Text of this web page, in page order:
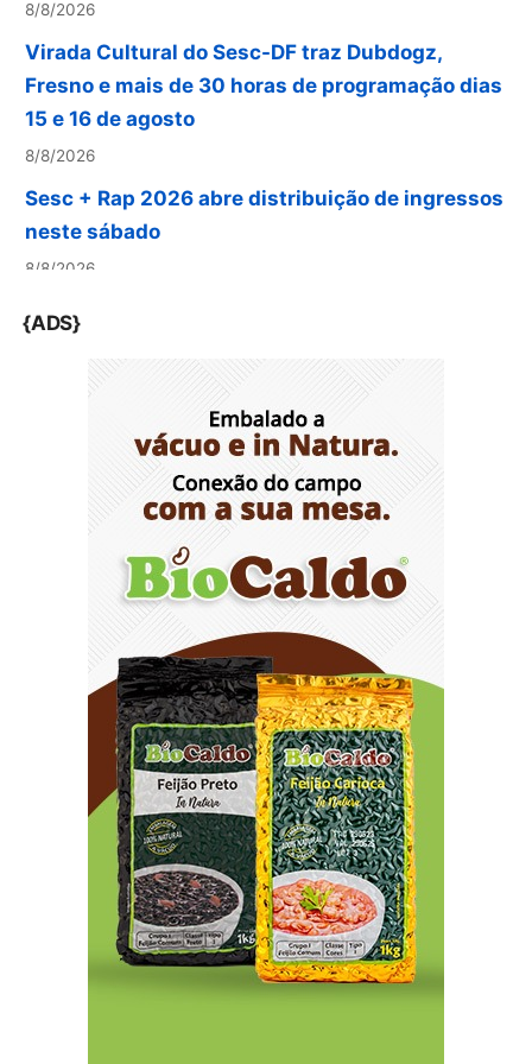
Virada Cultural do Sesc-DF traz Dubdogz,
Fresno e mais de 30 horas de programação dias
15 e 16 de agosto
8/8/2026
Sesc + Rap 2026 abre distribuição de ingressos
neste sábado
8/8/2026
Plano de expansão do Sesc-DF fortalece acesso
a serviços sociais no Distrito Federal
Missilene Xavier comanda edição do
Atualizando com nomes da saúde, cultura,
música e filantropia
Aplicativo moderniza operações entre
fornecedores e varejistas por meio de
recebíveis de cartão
Últimas vagas: Faculdade Senac-DF oferece
descontos na graduação e pós-graduação
Aline Sleutjes leva Moro a Tibagi e encontro
reúne centenas de lideranças da região
Cantora gospel Valdirene Tavares lança
candidatura a deputada
{ADS}